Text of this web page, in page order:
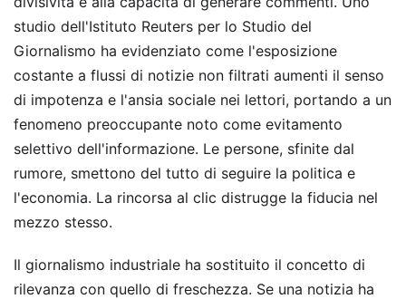
studio dell'Istituto Reuters per lo Studio del
Giornalismo ha evidenziato come l'esposizione
costante a flussi di notizie non filtrati aumenti il senso
di impotenza e l'ansia sociale nei lettori, portando a un
fenomeno preoccupante noto come evitamento
selettivo dell'informazione. Le persone, sfinite dal
rumore, smettono del tutto di seguire la politica e
l'economia. La rincorsa al clic distrugge la fiducia nel
mezzo stesso.
Il giornalismo industriale ha sostituito il concetto di
rilevanza con quello di freschezza. Se una notizia ha